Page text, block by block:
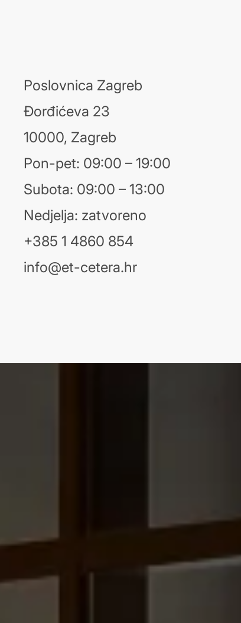
Poslovnica Zagreb
Đorđićeva 23
10000, Zagreb
Pon-pet: 09:00 – 19:00
Subota: 09:00 – 13:00
Nedjelja: zatvoreno
+385 1 4860 854
info@et-cetera.hr